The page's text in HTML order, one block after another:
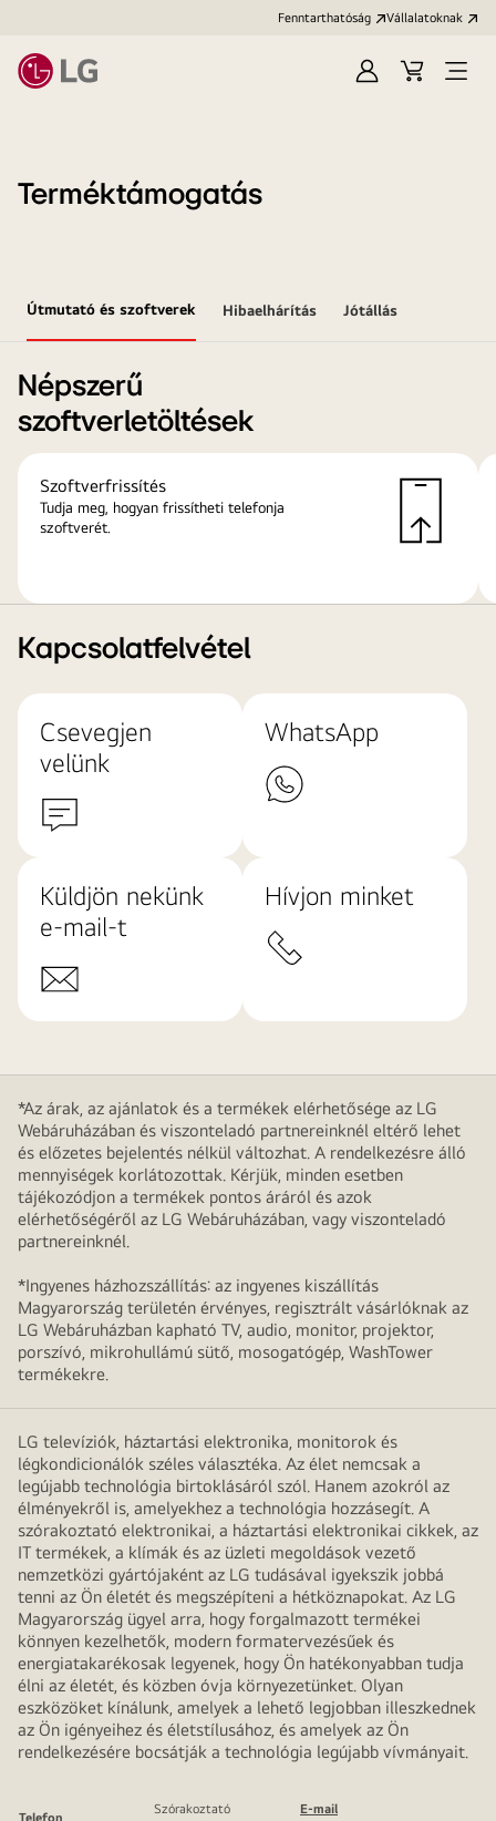
Fenntarthatóság Vállalatoknak
Bejelentkezés
KosárMenü
Terméktámogatás
Útmutató és szoftverek Hibaelhárítás Jótállás
Népszerű
szoftverletöltések
Szoftverfrissítés
Tudja meg, hogyan frissítheti telefonja
szoftverét.
Kapcsolatfelvétel
Csevegjen
velünk
WhatsApp
Küldjön nekünk
e-mail-t
Hívjon minket
*Az árak, az ajánlatok és a termékek elérhetősége az LG
Webáruházában és viszonteladó partnereinknél eltérő lehet
és előzetes bejelentés nélkül változhat. A rendelkezésre álló
mennyiségek korlátozottak. Kérjük, minden esetben
tájékozódjon a termékek pontos áráról és azok
elérhetőségéről az LG Webáruházában, vagy viszonteladó
partnereinknél.
*Ingyenes házhozszállítás: az ingyenes kiszállítás
Magyarország területén érvényes, regisztrált vásárlóknak az
LG Webáruházban kapható TV, audio, monitor, projektor,
porszívó, mikrohullámú sütő, mosogatógép, WashTower
termékekre.
LG televíziók, háztartási elektronika, monitorok és
légkondicionálók széles választéka. Az élet nemcsak a
legújabb technológia birtoklásáról szól. Hanem azokról az
élményekről is, amelyekhez a technológia hozzásegít. A
szórakoztató elektronikai, a háztartási elektronikai cikkek, az
IT termékek, a klímák és az üzleti megoldások vezető
nemzetközi gyártójaként az LG tudásával igyekszik jobbá
tenni az Ön életét és megszépíteni a hétköznapokat. Az LG
Magyarország ügyel arra, hogy forgalmazott termékei
könnyen kezelhetők, modern formatervezésűek és
energiatakarékosak legyenek, hogy Ön hatékonyabban tudja
élni az életét, és közben óvja környezetünket. Olyan
eszközöket kínálunk, amelyek a lehető legjobban illeszkednek
az Ön igényeihez és életstílusához, és amelyek az Ön
rendelkezésére bocsátják a technológia legújabb vívmányait.
Telefon
Szórakoztató
E-mail